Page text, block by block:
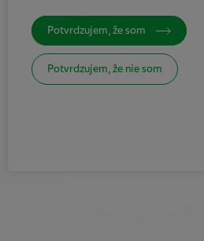
Potvrdzujem, že som
Potvrdzujem, že nie som